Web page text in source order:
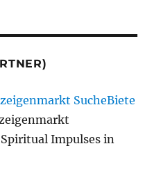
SucheBiete
Spiritual Impulses in